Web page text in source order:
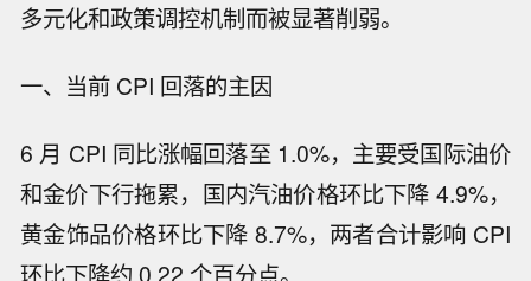
多元化和政策调控机制而被显著削弱。
一、当前 CPI 回落的主因
6 月 CPI 同比涨幅回落至 1.0%，主要受国际油价
和金价下行拖累，国内汽油价格环比下降 4.9%，
黄金饰品价格环比下降 8.7%，两者合计影响 CPI
环比下降约 0.22 个百分点。